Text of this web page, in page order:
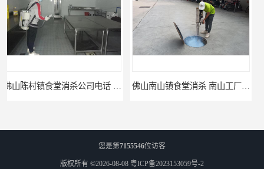
堂消杀公司电话 陈村食堂灭鼠 佛山南山镇食堂消杀 南山工厂灭鼠
您是第7155546位访客
版权所有 ©2026-08-08 粤ICP备2023153059号-2